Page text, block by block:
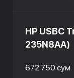
HP USBC
235N8AA)
672 750 сум